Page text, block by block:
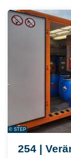
© STEP
254 |